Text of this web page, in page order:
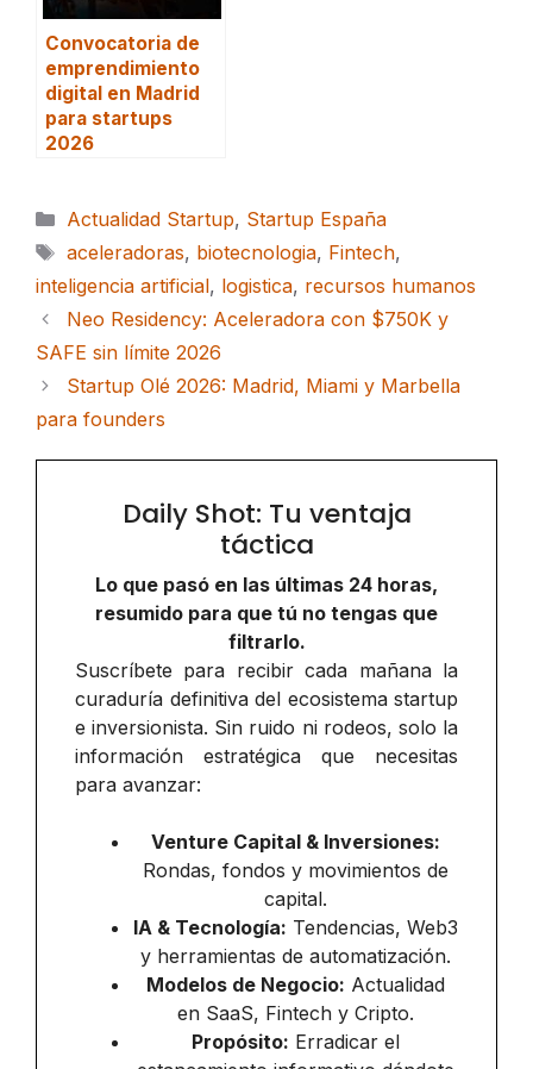
Convocatoria de
emprendimiento
digital en Madrid
para startups
2026
Categorías
Actualidad Startup, Startup España
Etiquetas
aceleradoras, biotecnologia, Fintech,
inteligencia artificial, logistica, recursos humanos
Neo Residency: Aceleradora con $750K y
SAFE sin límite 2026
Startup Olé 2026: Madrid, Miami y Marbella
para founders
Daily Shot: Tu ventaja
táctica
Lo que pasó en las últimas 24 horas,
resumido para que tú no tengas que
filtrarlo.
Suscríbete para recibir cada mañana la
curaduría definitiva del ecosistema startup
e inversionista. Sin ruido ni rodeos, solo la
información estratégica que necesitas
para avanzar:
Venture Capital & Inversiones:
Rondas, fondos y movimientos de
capital.
IA & Tecnología: Tendencias, Web3
y herramientas de automatización.
Modelos de Negocio: Actualidad
en SaaS, Fintech y Cripto.
Propósito: Erradicar el